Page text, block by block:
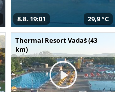
8.8. 19:01 29,9 °C
Thermal Resort Vadaš (43
km)